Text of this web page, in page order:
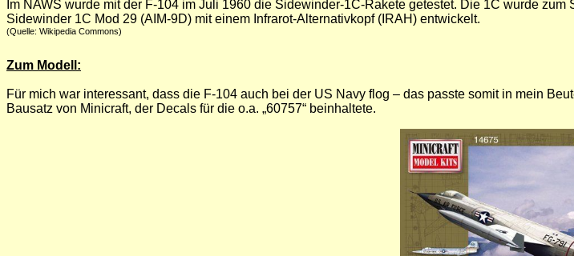
m NAWS wurde mit der F-104 im Juli 1960 die Sidewinder-1C-Rakete getestet. Die 1C wurde
Sidewinder 1C Mod 29 (AIM-9D) mit einem Infrarot-Alternativkopf (IRAH) entwickelt.
(Quelle: Wikipedia Commons)
Zum Modell:
Für mich war interessant, dass die F-104 auch bei der US Navy flog – das passte somit in mein
Bausatz von Minicraft, der Decals für die o.a. „60757“ beinhaltete.